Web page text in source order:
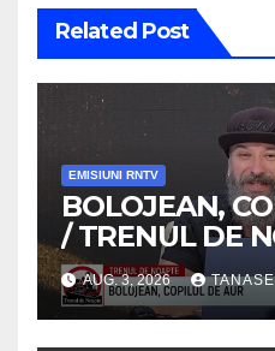
Related Post
EMISIUNI RNTV
BOLOJEAN,
/ TRENUL DE
/VIDEO
AUG. 3, 2026